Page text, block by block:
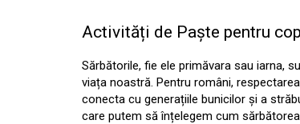
Activități de Paște pentru
Sărbătorile, fie ele primăvara sau iarna,
viața noastră. Pentru români,
conecta cu generațiile bunicilor și a
care putem să înțelegem cum